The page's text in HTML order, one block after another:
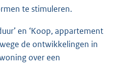
te stimuleren.
en ‘Koop, appartement
de ontwikkelingen in
over een